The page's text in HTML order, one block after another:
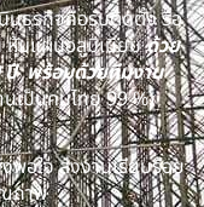
นินธุรกิจคือรับติดตั้ง รื้อ
หุ้มแผ่นอลูมิเนียมด้วย
ปี พร้อมด้วยทีมงาน
เป็นคนไทย 99 %)
พอใจ ส่งงานเรียบร้อย
ภาพ